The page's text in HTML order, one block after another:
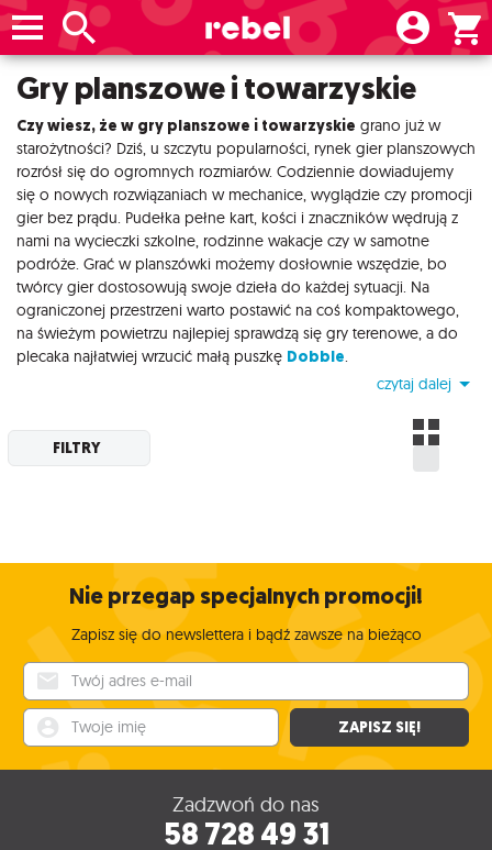
Gry planszowe i towarzyskie
Czy wiesz, że w gry planszowe i towarzyskie grano już w
starożytności? Dziś, u szczytu popularności, rynek gier planszowych
rozrósł się do ogromnych rozmiarów. Codziennie dowiadujemy
się o nowych rozwiązaniach w mechanice, wyglądzie czy promocji
gier bez prądu. Pudełka pełne kart, kości i znaczników wędrują z
nami na wycieczki szkolne, rodzinne wakacje czy w samotne
podróże. Grać w planszówki możemy dosłownie wszędzie, bo
twórcy gier dostosowują swoje dzieła do każdej sytuacji. Na
ograniczonej przestrzeni warto postawić na coś kompaktowego,
na świeżym powietrzu najlepiej sprawdzą się gry terenowe, a do
plecaka najłatwiej wrzucić małą puszkę Dobble.
czytaj dalej
FILTRY
Nie przegap specjalnych promocji!
Zapisz się do newslettera i bądź zawsze na bieżąco
ZAPISZ SIĘ!
Zadzwoń do nas
58 728 49 31